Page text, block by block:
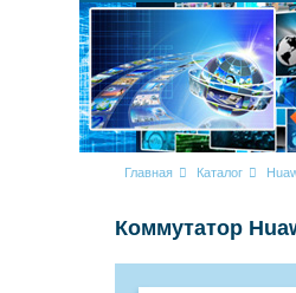
Главная Каталог
Коммутатор